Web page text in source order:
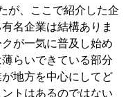
が、ここで紹介した企
名企業は結構ありま
が一気に普及し始め
らいできている部分
地方を中心にしてど
トはあるのではない